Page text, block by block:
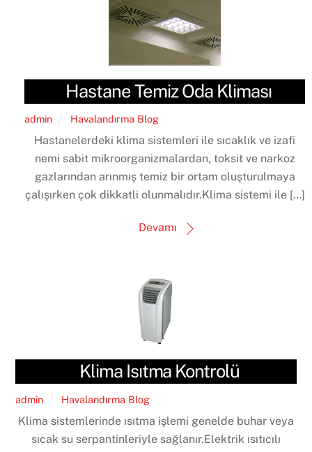
Hastane Temiz Oda Kliması
admin Havalandırma Blog
Hastanelerdeki klima sistemleri ile sıcaklık ve izafi
nemi sabit mikroorganizmalardan, toksit ve narkoz
gazlarından arınmış temiz bir ortam oluşturulmaya
çalışırken çok dikkatli olunmalıdır.Klima sistemi ile […]
Devamı
Klima Isıtma Kontrolü
admin Havalandırma Blog
Klima sistemlerinde ısıtma işlemi genelde buhar veya
sıcak su serpantinleriyle sağlanır.Elektrik ısıtıcılı